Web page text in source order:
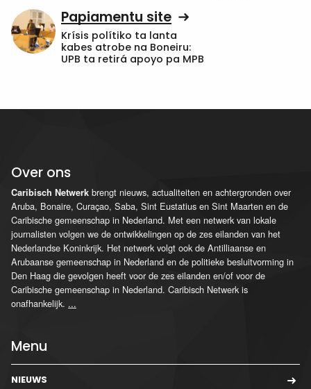
Papiamentu site
Krísis polítiko ta lanta
kabes atrobe na Boneiru:
UPB ta retirá apoyo pa MPB
Over ons
Caribisch Netwerk brengt nieuws, actualiteiten en achtergronden over
Aruba, Bonaire, Curaçao, Saba, Sint Eustatius en Sint Maarten en de
Caribische gemeenschap in Nederland. Met een netwerk van lokale
journalisten volgen we de ontwikkelingen op de zes eilanden van het
Nederlandse Koninkrijk. Het netwerk volgt ook de Antilliaanse en
Arubaanse gemeenschap in Nederland en de politieke besluitvorming in
Den Haag die gevolgen heeft voor de zes eilanden en/of voor de
Caribische gemeenschap in Nederland. Caribisch Netwerk is
onafhankelijk. ...
Menu
NIEUWS